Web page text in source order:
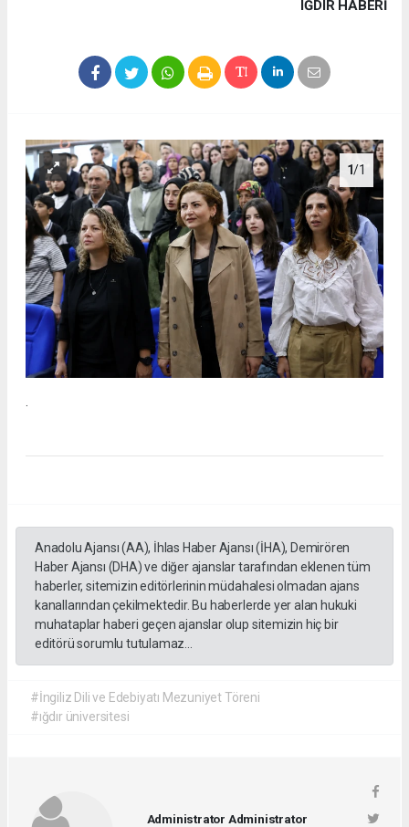
IĞDIR HABERİ
1/1
Anadolu Ajansı (AA), İhlas Haber Ajansı (İHA), Demirören
Haber Ajansı (DHA) ve diğer ajanslar tarafından eklenen tüm
haberler, sitemizin editörlerinin müdahalesi olmadan ajans
kanallarından çekilmektedir. Bu haberlerde yer alan hukuki
muhataplar haberi geçen ajanslar olup sitemizin hiç bir
editörü sorumlu tutulamaz...
#İngiliz Dili ve Edebiyatı Mezuniyet Töreni
#ığdır üniversitesi
Administrator Administrator